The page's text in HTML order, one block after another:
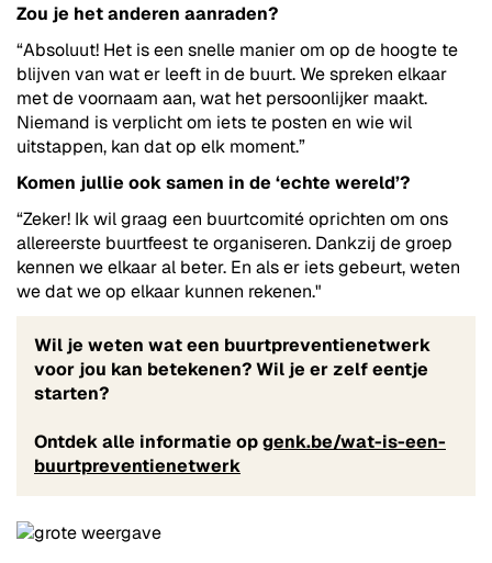
Zou je het anderen aanraden?
“Absoluut! Het is een snelle manier om op de hoogte te
blijven van wat er leeft in de buurt. We spreken elkaar
met de voornaam aan, wat het persoonlijker maakt.
Niemand is verplicht om iets te posten en wie wil
uitstappen, kan dat op elk moment.”
Komen jullie ook samen in de ‘echte wereld’?
“Zeker! Ik wil graag een buurtcomité oprichten om ons
allereerste buurtfeest te organiseren. Dankzij de groep
kennen we elkaar al beter. En als er iets gebeurt, weten
we dat we op elkaar kunnen rekenen."
Wil je weten wat een buurtpreventienetwerk
voor jou kan betekenen? Wil je er zelf eentje
starten?
Ontdek alle informatie opgenk.be/wat-is-een-
buurtpreventienetwerk